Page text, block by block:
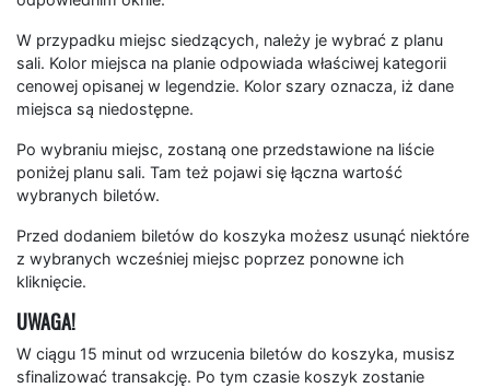
W przypadku miejsc siedzących, należy je wybrać z planu
sali. Kolor miejsca na planie odpowiada właściwej kategorii
cenowej opisanej w legendzie. Kolor szary oznacza, iż dane
miejsca są niedostępne.
Po wybraniu miejsc, zostaną one przedstawione na liście
poniżej planu sali. Tam też pojawi się łączna wartość
wybranych biletów.
Przed dodaniem biletów do koszyka możesz usunąć niektóre
z wybranych wcześniej miejsc poprzez ponowne ich
kliknięcie.
UWAGA!
W ciągu 15 minut od wrzucenia biletów do koszyka, musisz
sfinalizować transakcję. Po tym czasie koszyk zostanie